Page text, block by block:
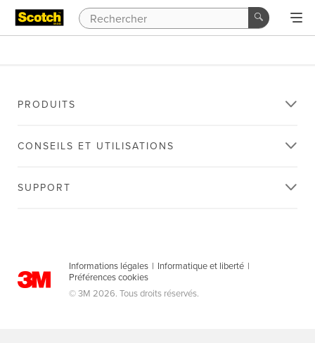
PRODUITS
CONSEILS ET UTILISATIONS
SUPPORT
Informations légales | Informatique et liberté |
Préférences cookies
© 3M 2026. Tous droits réservés.